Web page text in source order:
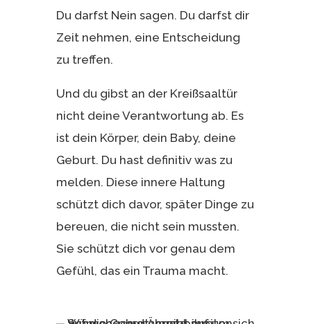
Du darfst Nein sagen. Du darfst dir
Zeit nehmen, eine Entscheidung
zu treffen.
Und du gibst an der Kreißsaaltür
nicht deine Verantwortung ab. Es
ist dein Körper, dein Baby, deine
Geburt. Du hast definitiv was zu
melden. Diese innere Haltung
schützt dich davor, später Dinge zu
bereuen, die nicht sein mussten.
Sie schützt dich vor genau dem
Gefühl, das ein Trauma macht.